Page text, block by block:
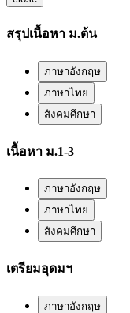
สรุปเนื้อหา ม.ต้น
ภาษาอังกฤษ
ภาษาไทย
สังคมศึกษา
เนื้อหา ม.1-3
ภาษาอังกฤษ
ภาษาไทย
สังคมศึกษา
เตรียมอุดมฯ
ภาษาอังกฤษ